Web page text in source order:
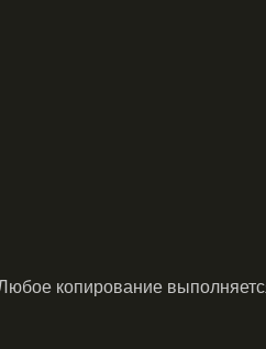
копирование